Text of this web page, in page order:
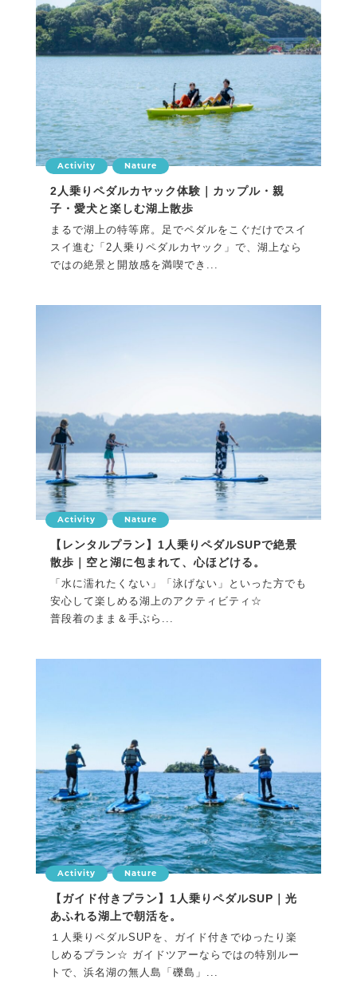
Activity Nature
2人乗りペダルカヤック体験｜カップル・親
子・愛犬と楽しむ湖上散歩
まるで湖上の特等席。足でペダルをこぐだけでスイ
スイ進む「2人乗りペダルカヤック」で、湖上なら
ではの絶景と開放感を満喫でき...
Activity Nature
【レンタルプラン】1人乗りペダルSUPで絶景
散歩｜空と湖に包まれて、心ほどける。
「水に濡れたくない」「泳げない」といった方でも
安心して楽しめる湖上のアクティビティ☆
普段着のまま＆手ぶら...
Activity Nature
【ガイド付きプラン】1人乗りペダルSUP｜光
あふれる湖上で朝活を。
１人乗りペダルSUPを、ガイド付きでゆったり楽
しめるプラン☆ ガイドツアーならではの特別ルー
トで、浜名湖の無人島「礫島」...